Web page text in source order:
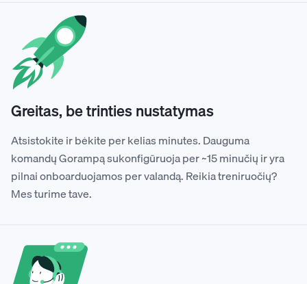
Greitas, be trinties nustatymas
Atsistokite ir bėkite per kelias minutes. Dauguma
komandų Gorampą sukonfigūruoja per ~15 minučių ir yra
pilnai onboarduojamos per valandą. Reikia treniruočių?
Mes turime tave.